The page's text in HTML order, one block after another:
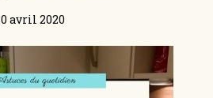
avril 2020